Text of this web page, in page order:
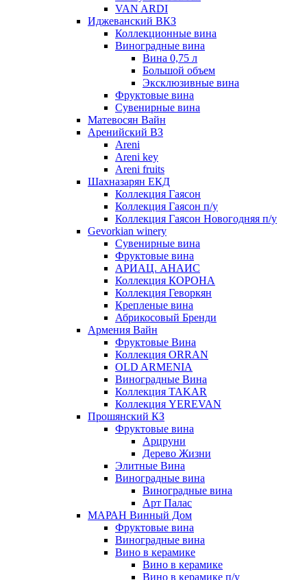
VAN ARDI
Иджеванский ВКЗ
Коллекционные вина
Виноградные вина
Вина 0,75 л
Большой объем
Эксклюзивные вина
Фруктовые вина
Cувенирные вина
Матевосян Вайн
Аренийский ВЗ
Areni
Areni key
Areni fruits
Шахназарян ЕКД
Коллекция Гаясон
Коллекция Гаясон п/у
Коллекция Гаясон Новогодняя п/у
Gevorkian winery
Сувенирные вина
Фруктовые вина
АРИАЦ. АНАИС
Коллекция КОРОНА
Коллекция Геворкян
Крепленые вина
Абрикосовый Бренди
Армения Вайн
Фруктовые Вина
Коллекция ORRAN
OLD ARMENIA
Виноградные Вина
Коллекция TAKAR
Коллекция YEREVAN
Прошянский КЗ
Фруктовые вина
Арцруни
Дерево Жизни
Элитные Вина
Виноградные вина
Виноградные вина
Арт Палас
МАРАН Винный Дом
Фруктовые вина
Виноградные вина
Вино в керамике
Вино в керамике
Вино в керамике п/у